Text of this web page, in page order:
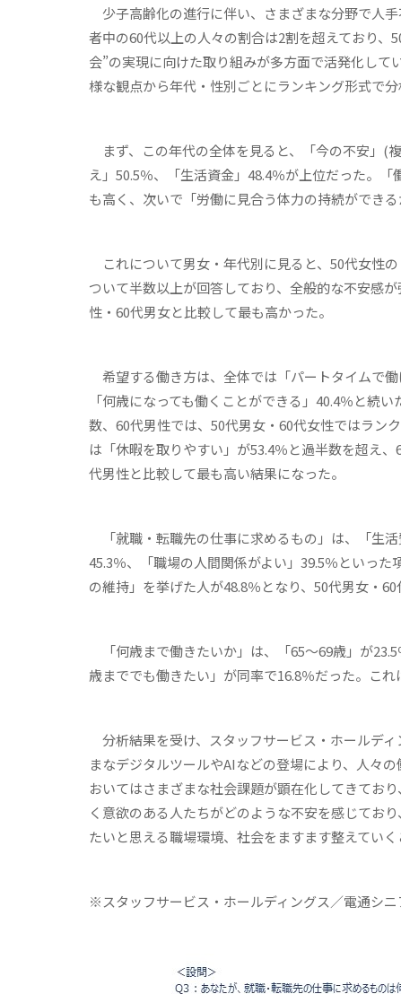
少子高齢化の進行に伴い、さまざまな分野で人
者中の60代以上の人々の割合は2割を超えており
会”の実現に向けた取り組みが多方面で活発化し
様な観点から年代・性別ごとにランキング形式で分
まず、この年代の全体を見ると、「今の不安」(
え」50.5％、「生活資金」48.4％が上位だった。
も高く、次いで「労働に見合う体力の持続ができ
これについて男女・年代別に見ると、50代女性
ついて半数以上が回答しており、全般的な不安感
性・60代男女と比較して最も高かった。
希望する働き方は、全体では「パートタイムで働
「何歳になっても働くことができる」40.4％と続
数、60代男性では、50代男女・60代女性ではラン
は「休暇を取りやすい」が53.4％と過半数を超え
代男性と比較して最も高い結果になった。
「就職・転職先の仕事に求めるもの」は、「生
45.3％、「職場の人間関係がよい」39.5％といっ
の維持」を挙げた人が48.8％となり、50代男女・
「何歳まで働きたいか」は、「65～69歳」が
歳まででも働きたい」が同率で16.8％だった。こ
分析結果を受け、スタッフサービス・ホールデ
まなデジタルツールやAIなどの登場により、人々
おいてはさまざまな社会課題が顕在化してきてお
く意欲のある人たちがどのような不安を感じてお
たいと思える職場環境、社会をますます整えてい
※スタッフサービス・ホールディングス／電通シニ